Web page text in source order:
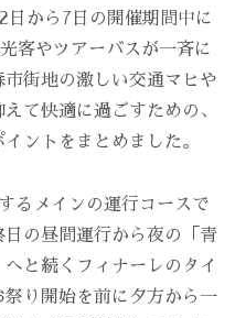
日から7日の開催期間中に
客やツアーバスが一斉に
街地の激しい交通マヒや
て快適に過ごすための、
ントをまとめました。
るメインの運行コースで
の昼間運行から夜の「青
と続くフィナーレのタイ
り開始を前に夕方から一